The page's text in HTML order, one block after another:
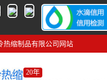
热缩制品有限公司网站
20年